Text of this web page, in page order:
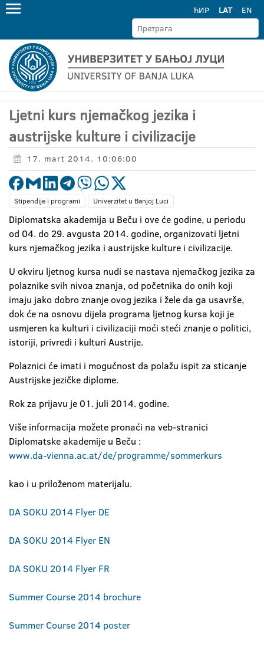
ЋИР LAT EN
Ljetni kurs njemačkog jezika i
austrijske kulture i civilizacije
17. mart 2014. 10:06:00
Stipendije i programi Univerzitet u Banjoj Luci
Diplomatska akademija u Beču i ove će godine, u periodu
od 04. do 29. avgusta 2014. godine, organizovati ljetni
kurs njemačkog jezika i austrijske kulture i civilizacije.
U okviru ljetnog kursa nudi se nastava njemačkog jezika za
polaznike svih nivoa znanja, od početnika do onih koji
imaju jako dobro znanje ovog jezika i žele da ga usavrše,
dok će na osnovu dijela programa ljetnog kursa koji je
usmjeren ka kulturi i civilizaciji moći steći znanje o politici,
istoriji, privredi i kulturi Austrije.
Polaznici će imati i mogućnost da polažu ispit za sticanje
Austrijske jezičke diplome.
Rok za prijavu je 01. juli 2014. godine.
Više informacija možete pronaći na veb-stranici
Diplomatske akademije u Beču :
www.da-vienna.ac.at/de/programme/sommerkurs
kao i u priloženom materijalu.
DA SOKU 2014 Flyer DE
DA SOKU 2014 Flyer EN
DA SOKU 2014 Flyer FR
Summer Course 2014 brochure
Summer Course 2014 poster